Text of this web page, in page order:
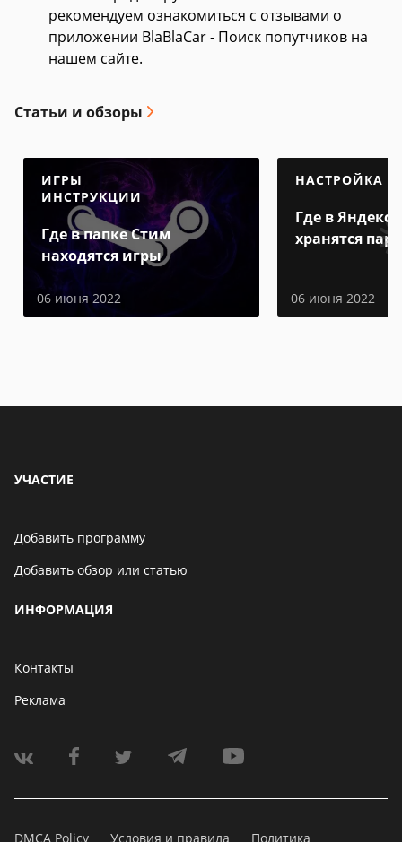
рекомендуем ознакомиться с отзывами о
приложении BlaBlaCar - Поиск попутчиков на
нашем сайте.
Статьи и обзоры
ИГРЫ
ИНСТРУКЦИИ
Где в папке Стим
находятся игры
06 июня 2022
НАСТРОЙКА
Где в Яндекс
хранятся
06 июня 2022
УЧАСТИЕ
Добавить программу
Добавить обзор или статью
ИНФОРМАЦИЯ
Контакты
Реклама
DMCA Policy Условия и правила Политика